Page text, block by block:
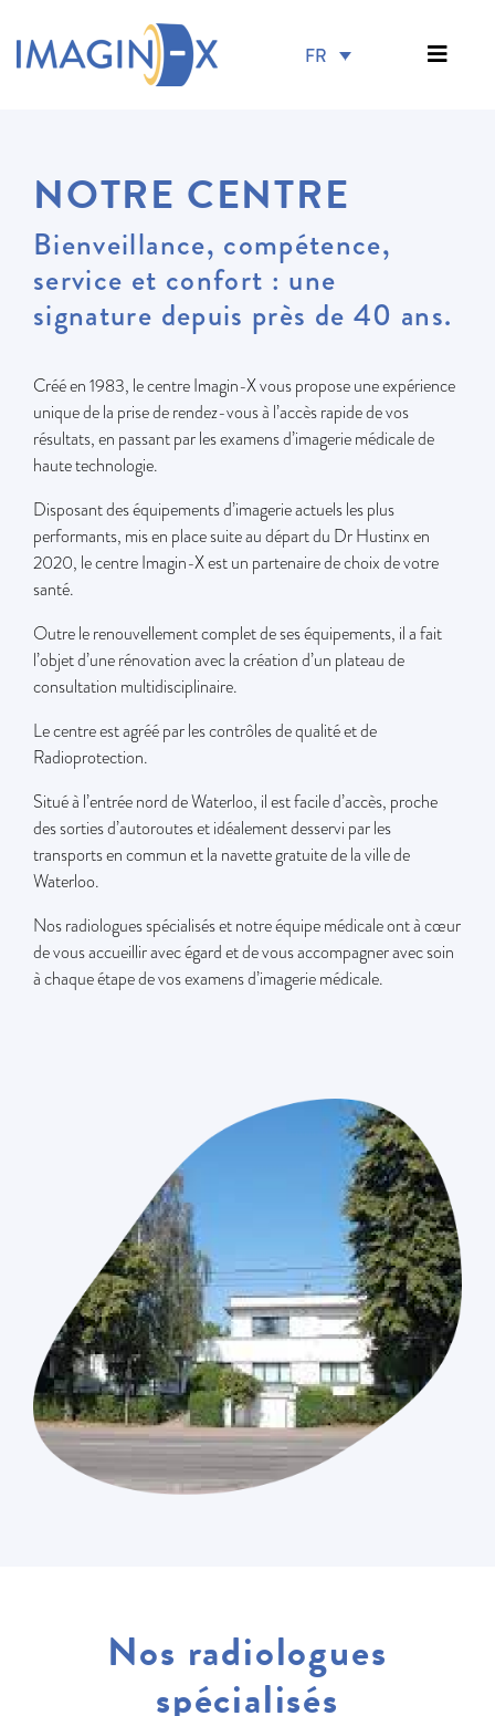
FR
NOTRE CENTRE
Bienveillance, compétence,
service et confort : une
signature depuis près de 40 ans.
Créé en 1983, le centre Imagin-X vous propose une expérience
unique de la prise de rendez-vous à l’accès rapide de vos
résultats, en passant par les examens d’imagerie médicale de
haute technologie.
Disposant des équipements d’imagerie actuels les plus
performants, mis en place suite au départ du Dr Hustinx en
2020, le centre Imagin-X est un partenaire de choix de votre
santé.
Outre le renouvellement complet de ses équipements, il a fait
l’objet d’une rénovation avec la création d’un plateau de
consultation multidisciplinaire.
Le centre est agréé par les contrôles de qualité et de
Radioprotection.
Situé à l’entrée nord de Waterloo, il est facile d’accès, proche
des sorties d’autoroutes et idéalement desservi par les
transports en commun et la navette gratuite de la ville de
Waterloo.
Nos radiologues spécialisés et notre équipe médicale ont à cœur
de vous accueillir avec égard et de vous accompagner avec soin
à chaque étape de vos examens d’imagerie médicale.
Nos radiologues
spécialisés